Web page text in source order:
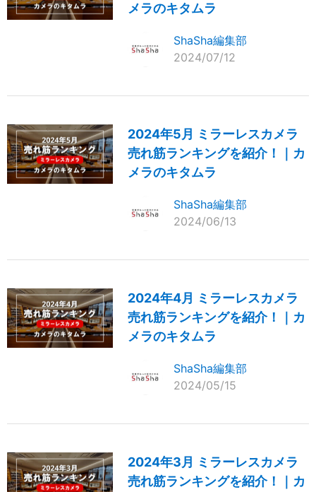
メラのキタムラ
ShaSha編集部
2024/07/12
2024年5月 ミラーレスカメラ
売れ筋ランキングを紹介！｜カ
メラのキタムラ
ShaSha編集部
2024/06/13
2024年4月 ミラーレスカメラ
売れ筋ランキングを紹介！｜カ
メラのキタムラ
ShaSha編集部
2024/05/15
2024年3月 ミラーレスカメラ
売れ筋ランキングを紹介！｜カ